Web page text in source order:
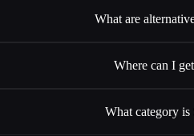
What are
Where can I
What category